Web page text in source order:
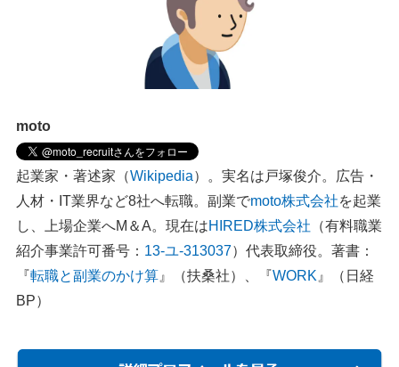
moto
起業家・著述家（Wikipedia）。実名は戸塚俊介。広告・
人材・IT業界など8社へ転職。副業でmoto株式会社を起業
し、上場企業へM＆A。現在はHIRED株式会社 （有料職業
紹介事業許可番号： 13-ユ-313037）代表取締役。著書：
『転職と副業のかけ算 』（扶桑社）、『WORK 』（日経
BP）